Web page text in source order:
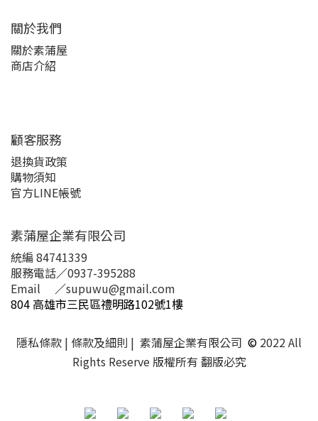
關於我們
關於素蒲屋
商店介紹
顧客服務
退換貨政策
購物須知
官方LINE帳號
素蒲屋企業有限公司
統編 84741339
服務電話／0937-395288
Email ／supuwu@gmail.com
804 高雄市三民區禮明路102號1樓
隱私條款 | 條款及細則 | 素蒲屋企業有限公司 © 2022 All
Rights Reserve 版權所有 翻版必究